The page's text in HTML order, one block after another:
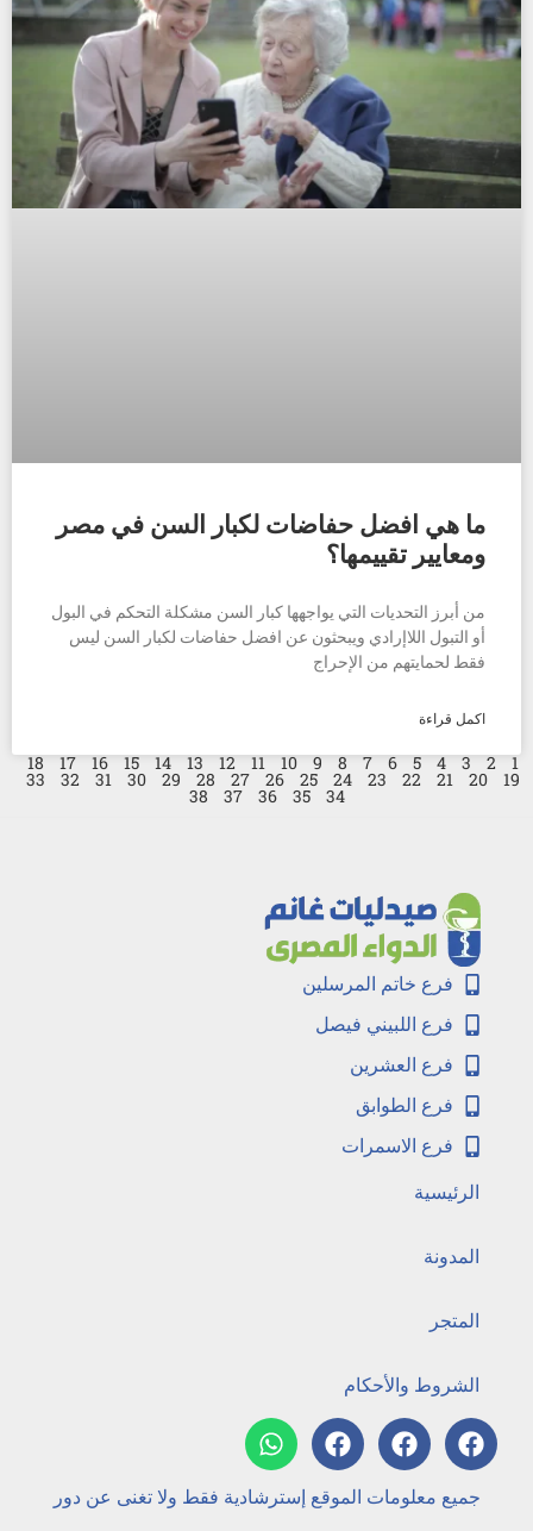
ما هي افضل حفاضات لكبار السن في مصر
ومعايير تقييمها؟
من أبرز التحديات التي يواجهها كبار السن مشكلة التحكم في البول
أو التبول اللاإرادي ويبحثون عن افضل حفاضات لكبار السن ليس
فقط لحمايتهم من الإحراج
اكمل قراءة
1
2
3
4
5
6
7
8
9
10
11
12
13
14
15
16
17
18
19
20
21
22
23
24
25
26
27
28
29
30
31
32
33
34
35
36
37
38
فرع خاتم المرسلين
فرع اللبيني فيصل
فرع العشرين
فرع الطوابق
فرع الاسمرات
الرئيسية
المدونة
المتجر
الشروط والأحكام
جميع معلومات الموقع إسترشادية فقط ولا تغنى عن دور